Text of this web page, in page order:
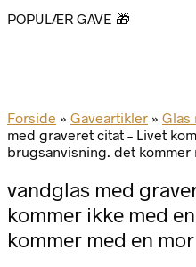
POPULÆR GAVE 🎁
Forside » Gaveartikler » Glas
med graveret citat – Livet
brugsanvisning. det kommer
vandglas med
kommer ikke med
kommer med en mor